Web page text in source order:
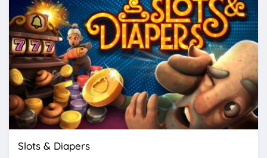
Slots & Diapers